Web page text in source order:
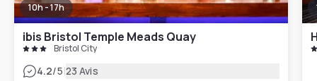
10h - 17h
ibis Bristol Temple Meads Quay
Bristol City
4.2/5|23 Avis